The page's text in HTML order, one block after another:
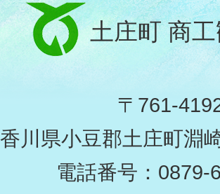
土庄町 商
〒761-
香川県小豆郡土庄町淵
電話番号：0879-